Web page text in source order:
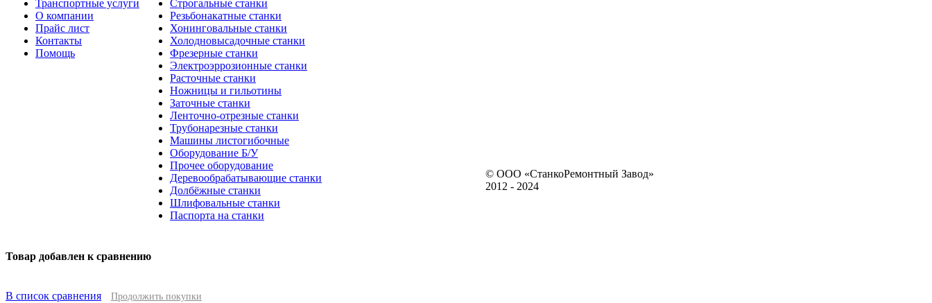
Транспортные услуги
О компании
Прайс лист
Контакты
Помощь
Строгальные станки
Резьбонакатные станки
Хонинговальные станки
Холодновысадочные станки
Фрезерные станки
Электроэррозионные станки
Расточные станки
Ножницы и гильотины
Заточные станки
Ленточно-отрезные станки
Трубонарезные станки
Машины листогибочные
Оборудование Б/У
Прочее оборудование
Деревообрабатывающие станки
Долбёжные станки
Шлифовальные станки
Паспорта на станки
© ООО «СтанкоРемонтный Завод»
2012 - 2024
Товар добавлен к сравнению
В список сравнения Продолжить покупки